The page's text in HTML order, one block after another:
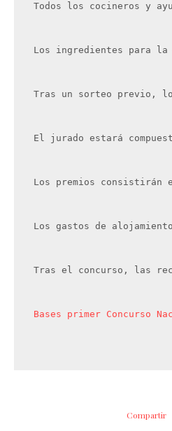
Todos los cocineros y
Los ingredientes para
Tras un sorteo previo,
El jurado estará
Los premios consistirán
Los gastos de
Tras el concurso, las
Bases primer Concurso
Compartir